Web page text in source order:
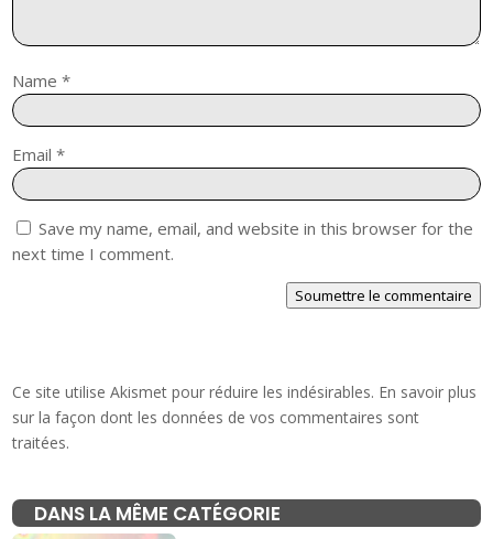
Name*
Email*
Save my name, email, and website in this browser for the
next time I comment.
Soumettre le commentaire
Ce site utilise Akismet pour réduire les indésirables. En savoir plus
sur la façon dont les données de vos commentaires sont
traitées.
DANS LA MÊME CATÉGORIE